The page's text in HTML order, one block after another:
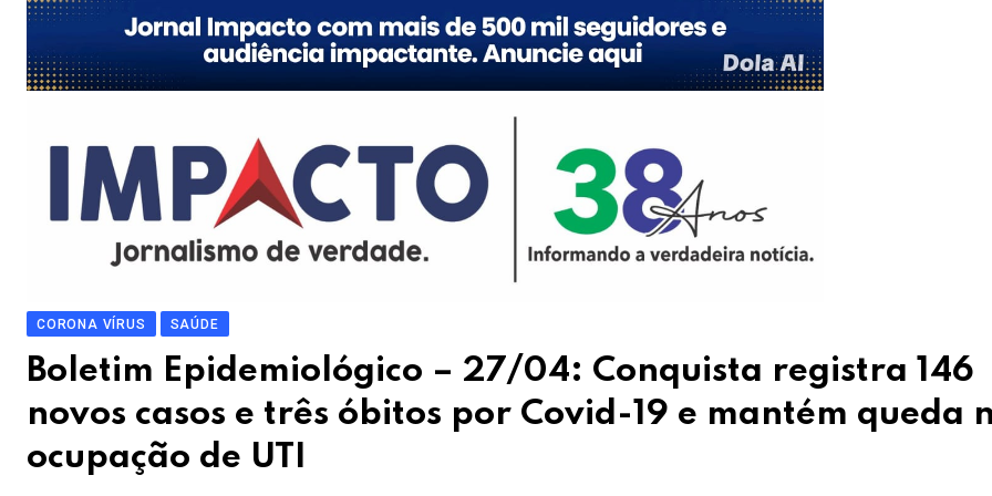
CORONA VÍRUS SAÚDE
Boletim Epidemiológico – 27/04: Conquista registra 146
novos casos e três óbitos por Covid-19 e mantém queda
ocupação de UTI